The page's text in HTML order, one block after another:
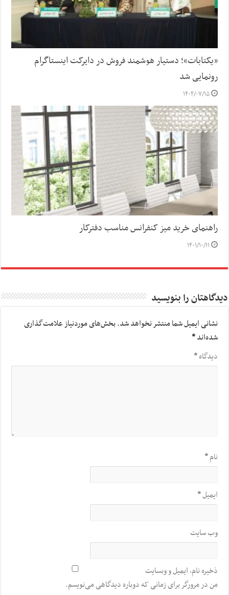
«یکتابات»؛ دستیار هوشمند فروش در دایرکت اینستاگرام
رونمایی شد
۱۴۰۴/۰۷/۱۵
راهنمای خرید میز کنفرانس مناسب دفترکار
۱۴۰۱/۱۰/۱۱
دیدگاهتان را بنویسید
نشانی ایمیل شما منتشر نخواهد شد.بخش‌های موردنیاز علامت‌گذاری
شده‌اند*
دیدگاه*
نام*
ایمیل*
وب‌ سایت
ذخیره نام، ایمیل و وبسایت
من در مرورگر برای زمانی که دوباره دیدگاهی می‌نویسم.